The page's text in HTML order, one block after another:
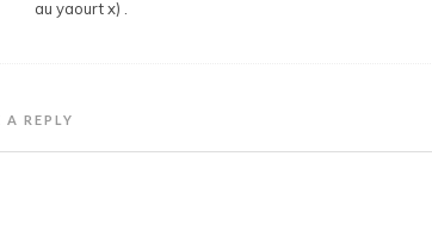
au yaourt x) .
A REPLY